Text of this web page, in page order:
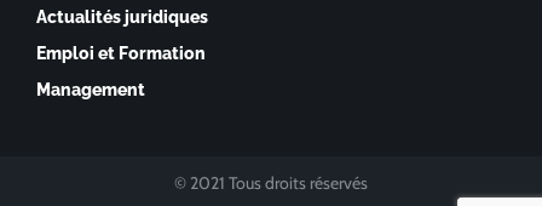
Actualités juridiques
Emploi et Formation
Management
© 2021 Tous droits réservés